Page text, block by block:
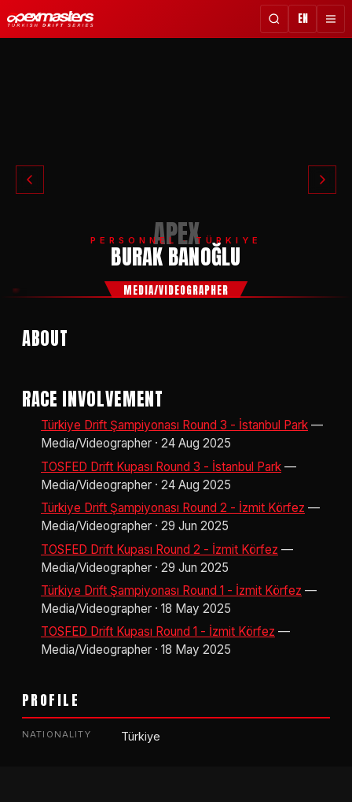
EN
APEX
PERSONNEL · TÜRKIYE
BURAK BANOĞLU
MEDIA/VIDEOGRAPHER
ABOUT
RACE INVOLVEMENT
Türkiye Drift Şampiyonası Round 3 - İstanbul Park —
Media/Videographer · 24 Aug 2025
TOSFED Drift Kupası Round 3 - İstanbul Park —
Media/Videographer · 24 Aug 2025
Türkiye Drift Şampiyonası Round 2 - İzmit Körfez —
Media/Videographer · 29 Jun 2025
TOSFED Drift Kupası Round 2 - İzmit Körfez —
Media/Videographer · 29 Jun 2025
Türkiye Drift Şampiyonası Round 1 - İzmit Körfez —
Media/Videographer · 18 May 2025
TOSFED Drift Kupası Round 1 - İzmit Körfez —
Media/Videographer · 18 May 2025
PROFILE
NATIONALITY Türkiye